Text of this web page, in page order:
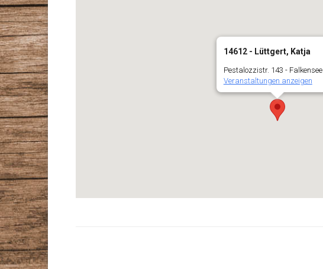
14612 - Lüttgert, Katja
Pestalozzistr. 143 - Falkensee
Veranstaltungen anzeigen